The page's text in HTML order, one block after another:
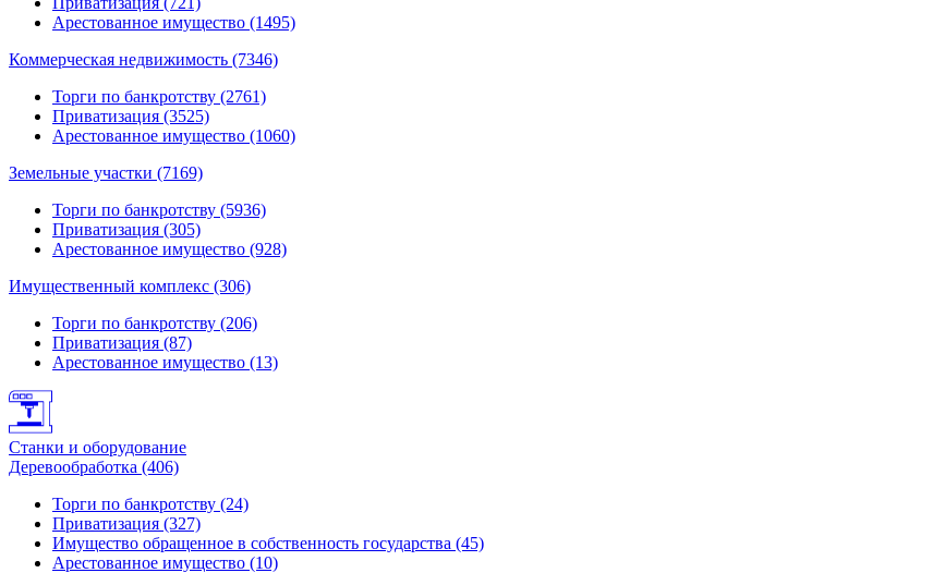
Арестованное имущество (1495)
Коммерческая недвижимость (7346)
Торги по банкротству (2761)
Приватизация (3525)
Арестованное имущество (1060)
Земельные участки (7169)
Торги по банкротству (5936)
Приватизация (305)
Арестованное имущество (928)
Имущественный комплекс (306)
Торги по банкротству (206)
Приватизация (87)
Арестованное имущество (13)
Станки и оборудование
Деревообработка (406)
Торги по банкротству (24)
Приватизация (327)
Имущество обращенное в собственность государства (45)
Арестованное имущество (10)